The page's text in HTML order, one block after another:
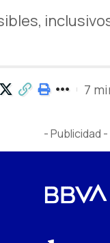
7
- Publicidad -